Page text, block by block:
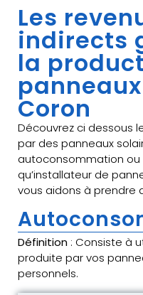
Les
indirects
la
Coron
Découvrez ci dessous
par des panneaux
autoconsommation ou
qu’installateur de
vous aidons à prendre
Définition : Consiste à
produite par vos
personnels.